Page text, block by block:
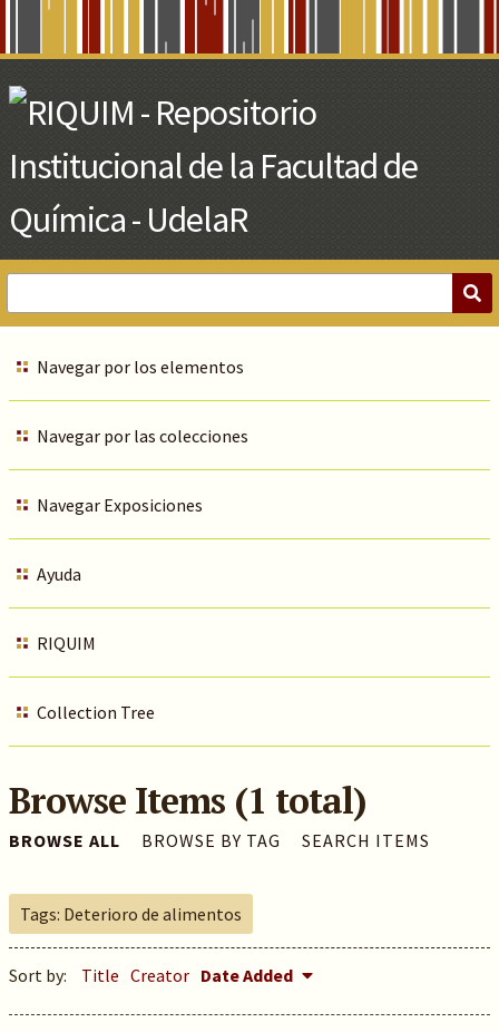
Main
Content
Navegar por los elementos
Navegar por las colecciones
Navegar Exposiciones
Ayuda
RIQUIM
Collection Tree
Browse Items (1 total)
BROWSE ALL BROWSE BY TAG SEARCH ITEMS
Tags: Deterioro de alimentos
Sort by: Title Creator Date Added